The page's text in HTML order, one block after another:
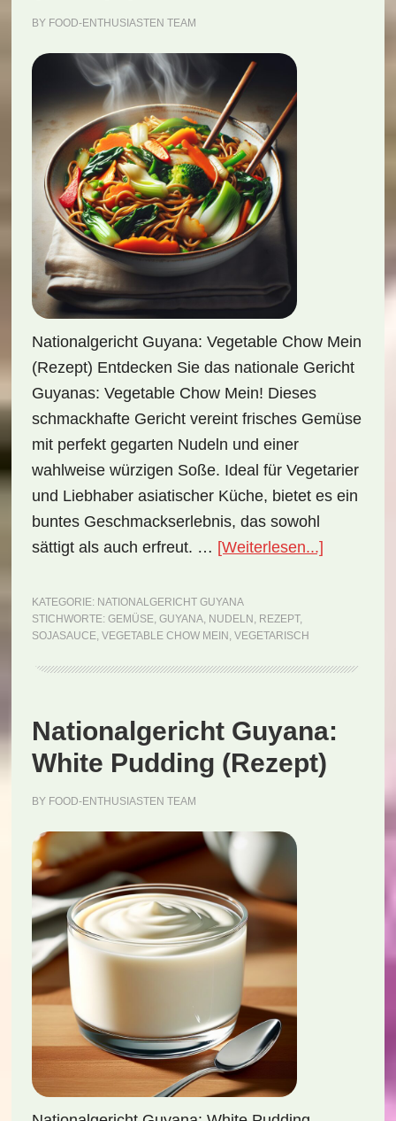
BY FOOD-ENTHUSIASTEN TEAM
Nationalgericht Guyana: Vegetable Chow Mein
(Rezept) Entdecken Sie das nationale Gericht
Guyanas: Vegetable Chow Mein! Dieses
schmackhafte Gericht vereint frisches Gemüse
mit perfekt gegarten Nudeln und einer
wahlweise würzigen Soße. Ideal für Vegetarier
und Liebhaber asiatischer Küche, bietet es ein
buntes Geschmackserlebnis, das sowohl
sättigt als auch erfreut. … [Weiterlesen...]
(Rezept)
KATEGORIE: NATIONALGERICHT GUYANA
STICHWORTE: GEMÜSE, GUYANA, NUDELN , REZEPT,
SOJASAUCE, VEGETABLE CHOW MEIN , VEGETARISCH
Nationalgericht Guyana:
White Pudding (Rezept)
BY FOOD-ENTHUSIASTEN TEAM